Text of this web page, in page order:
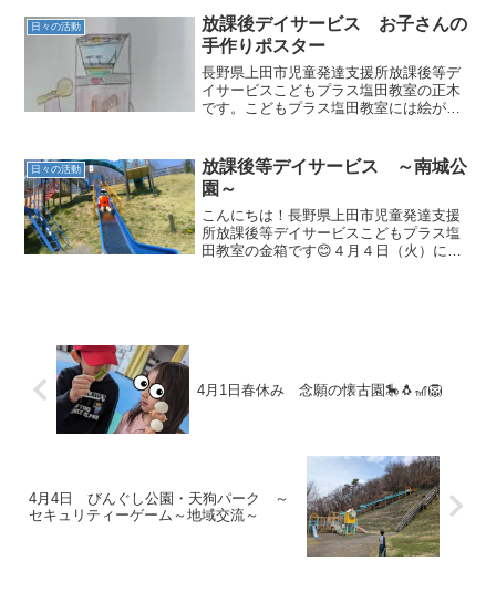
お子さんブランコで遊ぶお...
日々の活動
放課後デイサービス お子さんの
手作りポスター
長野県上田市児童発達支援所放課後等デ
イサービスこどもプラス塩田教室の正木
です。こどもプラス塩田教室には絵が上
子さんで絵を活かしてたくさんのポスタ
ーを作成してくれました。...
日々の活動
放課後等デイサービス ～南城公
園～
こんにちは！長野県上田市児童発達支援
所放課後等デイサービスこどもプラス塩
田教室の金箱です😊４月４日（火）に、
4月1日春休み 念願の懐古園🎠🐧🎢🦁
4月4日 びんぐし公園・天狗パーク ～
セキュリティーゲーム～地域交流～